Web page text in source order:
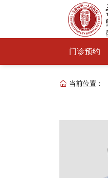
门诊预约
当前位置：